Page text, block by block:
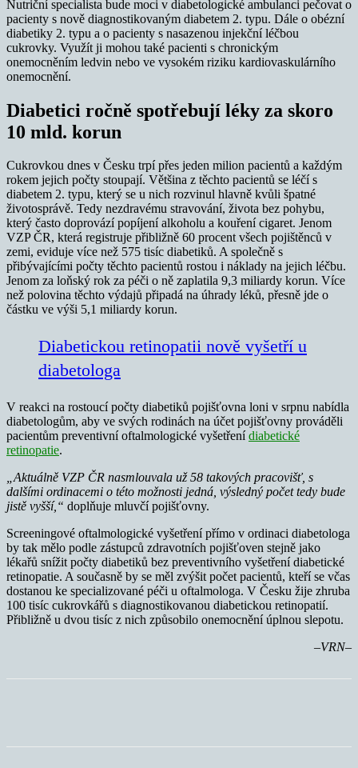
Nutriční specialista bude moci v diabetologické ambulanci pečovat o
pacienty s nově diagnostikovaným diabetem 2. typu. Dále o obézní
diabetiky 2. typu a o pacienty s nasazenou injekční léčbou
cukrovky. Využít ji mohou také pacienti s chronickým
onemocněním ledvin nebo ve vysokém riziku kardiovaskulárního
onemocnění.
Diabetici ročně spotřebují léky za skoro
10 mld. korun
Cukrovkou dnes v Česku trpí přes jeden milion pacientů a každým
rokem jejich počty stoupají. Většina z těchto pacientů se léčí s
diabetem 2. typu, který se u nich rozvinul hlavně kvůli špatné
životosprávě. Tedy nezdravému stravování, života bez pohybu,
který často doprovází popíjení alkoholu a kouření cigaret. Jenom
VZP ČR, která registruje přibližně 60 procent všech pojištěnců v
zemi, eviduje více než 575 tisíc diabetiků. A společně s
přibývajícími počty těchto pacientů rostou i náklady na jejich léčbu.
Jenom za loňský rok za péči o ně zaplatila 9,3 miliardy korun. Více
než polovina těchto výdajů připadá na úhrady léků, přesně jde o
částku ve výši 5,1 miliardy korun.
Diabetickou retinopatii nově vyšetří u
diabetologa
V reakci na rostoucí počty diabetiků pojišťovna loni v srpnu nabídla
diabetologům, aby ve svých rodinách na účet pojišťovny prováděli
pacientům preventivní oftalmologické vyšetřenídiabetické
retinopatie.
„Aktuálně VZP ČR nasmlouvala už 58 takových pracovišť, s
dalšími ordinacemi o této možnosti jedná, výsledný počet tedy bude
jistě vyšší,“ doplňuje mluvčí pojišťovny.
Screeningové oftalmologické vyšetření přímo v ordinaci diabetologa
by tak mělo podle zástupců zdravotních pojišťoven stejně jako
lékařů snížit počty diabetiků bez preventivního vyšetření diabetické
retinopatie. A současně by se měl zvýšit počet pacientů, kteří se včas
dostanou ke specializované péči u oftalmologa. V Česku žije zhruba
100 tisíc cukrovkářů s diagnostikovanou diabetickou retinopatií.
Přibližně u dvou tisíc z nich způsobilo onemocnění úplnou slepotu.
–VRN–